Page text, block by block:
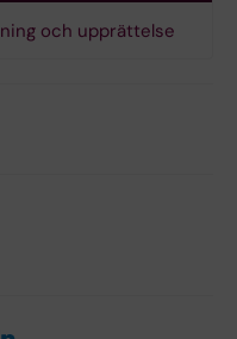
och upprättelse